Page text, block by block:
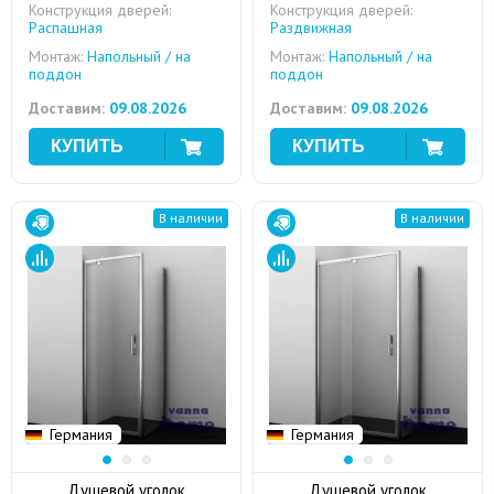
Конструкция дверей:
Распашная
Монтаж: Напольный / на
поддон
Доставим: 09.08.2026
Конструкция дверей:
Раздвижная
Монтаж: Напольный / на
поддон
Доставим: 09.08.2026
Германия
В наличии
Германия
В наличии